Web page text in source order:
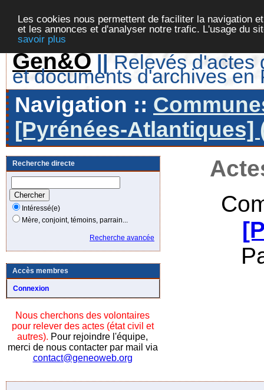
Les cookies nous permettent de faciliter la navigation
et les annonces et d'analyser notre trafic. L'usage du
savoir plus
Gen&O || Relevés d'actes
et documents d'archives en
Navigation ::
[Pyrénées-Atlantiques]
Recherche directe
Intéressé(e)
Mère, conjoint, témoins, parrain...
Recherche avancée
Accès membres
Connexion
Nous cherchons des volontaires
pour relever des actes (état civil et
autres). Pour rejoindre l'équipe,
merci de nous contacter par mail via
contact@geneoweb.org